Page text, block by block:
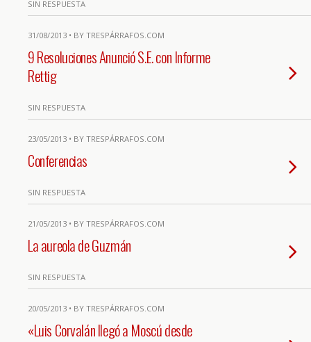
SIN RESPUESTA
31/08/2013 • BY TRESPÁRRAFOS.COM
9 Resoluciones Anunció S.E. con Informe
Rettig
SIN RESPUESTA
23/05/2013 • BY TRESPÁRRAFOS.COM
Conferencias
SIN RESPUESTA
21/05/2013 • BY TRESPÁRRAFOS.COM
La aureola de Guzmán
SIN RESPUESTA
20/05/2013 • BY TRESPÁRRAFOS.COM
«Luis Corvalán llegó a Moscú desde